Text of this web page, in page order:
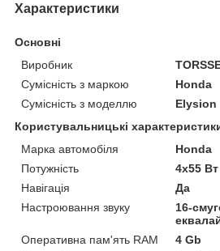
Характеристики
Основні
Виробник
Сумісність з маркою
Honda
Сумісність з моделлю
Elysion
Користувальницькі
Марка автомобіля
Honda
Потужність
4х55 Вт
Навігація
Да
Настроювання звуку
16-
Оперативна пам'ять RAM
4 Gb